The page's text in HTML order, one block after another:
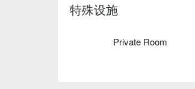
特殊设施
Private Room